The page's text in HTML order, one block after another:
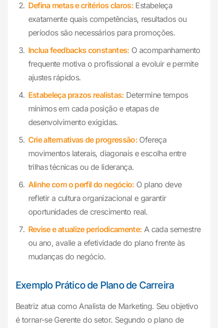
Defina metas e critérios claros: Estabeleça
exatamente quais competências, resultados ou
períodos são necessários para promoções.
Inclua feedbacks constantes: O acompanhamento
frequente motiva o profissional a evoluir e permite
ajustes rápidos.
Estabeleça prazos realistas: Determine tempos
mínimos em cada posição e etapas de
desenvolvimento exigidas.
Crie alternativas de progressão: Ofereça
movimentos laterais, diagonais e escolha entre
trilhas técnicas ou de liderança.
Alinhe com o perfil do negócio: O plano deve
refletir a cultura organizacional e garantir
oportunidades de crescimento real.
Revise e atualize periodicamente: A cada semestre
ou ano, avalie a efetividade do plano frente às
mudanças do negócio.
Exemplo Prático de Plano de Carreira
Beatriz atua como Analista de Marketing. Seu objetivo
é tornar-se Gerente do setor. Segundo o plano de